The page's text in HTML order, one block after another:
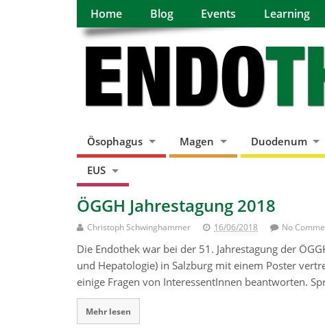
Home Blog Events Learning
Ösophagus Magen Duodenum
EUS
ÖGGH Jahrestagung 2018
Christoph Schwinghammer 16/06/2018 No
Die Endothek war bei der 51. Jahrestagung der
und Hepatologie) in Salzburg mit einem Poster
einige Fragen von InteressentInnen beantworten.
Mehr lesen